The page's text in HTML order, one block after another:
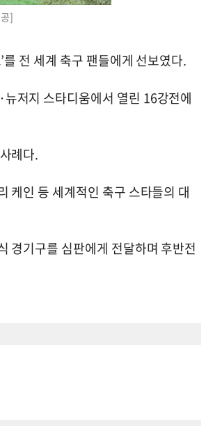
]
전 세계 축구 팬들에게 선보였다.
저지 스타디움에서 열린 16강전에
례다.
케인 등 세계적인 축구 스타들의 대
경기구를 심판에게 전달하며 후반전